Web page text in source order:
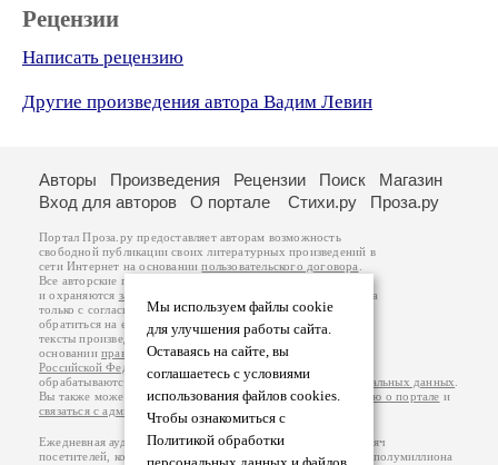
Рецензии
Написать рецензию
Другие произведения автора Вадим Левин
Мы используем файлы cookie
для улучшения работы сайта.
Оставаясь на сайте, вы
соглашаетесь с условиями
использования файлов cookies.
Чтобы ознакомиться с
Политикой обработки
Авторы Произведения Рецензии Поиск
Магазин
Вход для авторов
О портале Стихи.ру Проза.ру
Портал Проза.ру предоставляет авторам возможность
свободной публикации своих литературных произведений в
сети Интернет на основаниипользовательского договора
Все авторские права на произведения принадлежат авторам
и охраняются законом
. Перепечатка произведений возможна
только с согласия его автора, к которому вы можете
обратиться на его авторской странице. Ответственность за
тексты произведений авторы несут самостоятельно на
основанииправил публикацииизаконодательства
Российской Федерации
обрабатываются на основанииПолитики обработки персональных данных
Вы также можете посмотреть более подробнуюинформацию о портале и
связаться с администрацией
Ежедневная аудитория портала Проза.ру – порядка 100 тысяч
посетителей, которые в общей сумме просматривают более полумиллиона